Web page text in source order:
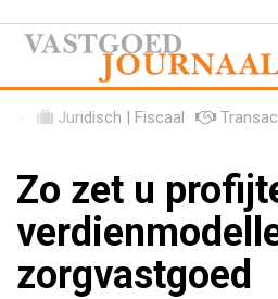
Juridisch | Fiscaal
Zo zet u
zorgvastgoed